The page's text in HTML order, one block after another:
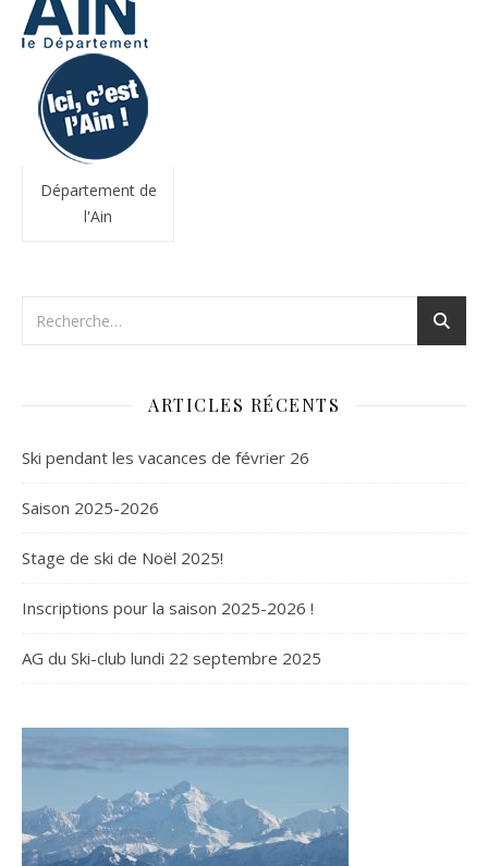
Département de
l'Ain
ARTICLES RÉCENTS
Ski pendant les vacances de février 26
Saison 2025-2026
Stage de ski de Noël 2025!
Inscriptions pour la saison 2025-2026 !
AG du Ski-club lundi 22 septembre 2025